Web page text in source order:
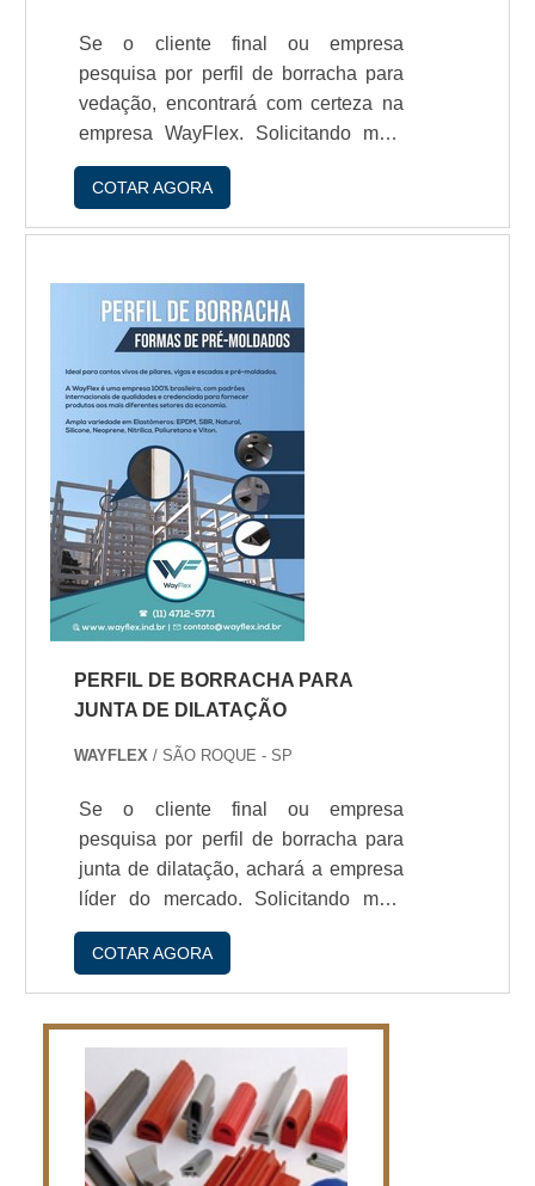
Se o cliente final ou empresa
pesquisa por perfil de borracha para
vedação, encontrará com certeza na
empresa WayFlex. Solicitando mais
informações na empresa mais
conceituada do mercado e
descobrindo a líder da área de
produto deve sempre ser adquirido
com empresas especializadas no
segmento. Esse tipo de cuidado ajuda
a garantir a qualidade e durabilidade
dos materiais, além de evitar prejuízos
com s...
COTAR AGORA
PERFIL DE BORRACHA PARA
JUNTA DE DILATAÇÃO
WAYFLEX/ SÃO ROQUE - SP
Se o cliente final ou empresa
pesquisa por perfil de borracha para
junta de dilatação, achará a empresa
líder do mercado. Solicitando mais
informações na empresa mais
conceituada do mercado e
descobrindo a líder da área de
borracha para junta de dilatação, com
os colaboradores da WayFlex
conseguirá assertividade com alto
padrão e
durabilidade.IMPORTANTES DE
COTAR AGORA